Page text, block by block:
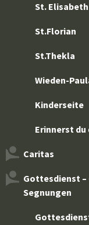
St. Elisabeth
St.Florian
St.Thekla
Wieden-
Kinderseite
Erinnerst du
Caritas
Gottesdienst –
Segnungen